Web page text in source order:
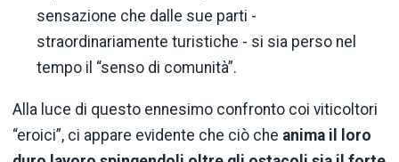
sensazione che dalle sue parti -
straordinariamente turistiche - si sia perso nel
tempo il “senso di comunità”.
Alla luce di questo ennesimo confronto coi viticoltori
“eroici”, ci appare evidente che ciò che anima il loro